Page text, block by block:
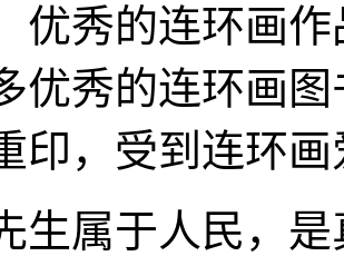
优秀的连环画
优秀的连环画
印，受到连环
生属于人民，